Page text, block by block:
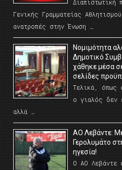
Διαπιστωτική
Γενικής Γραμματείας
ανατροπές στην Ένωση …
Νομιμότητα
Δημοτικό
χάθηκε μέσα
σελίδες
Τελικά, όπως
ο γιαλός δεν
αλλά …
ΑΟ Λεβάντε:
Γερολυμάτο
ηγεσία!
Ο ΑΟ Λεβάντε